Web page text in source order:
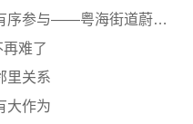
——粤海街道蔚蓝海岸社...
难了
里关系
大作为